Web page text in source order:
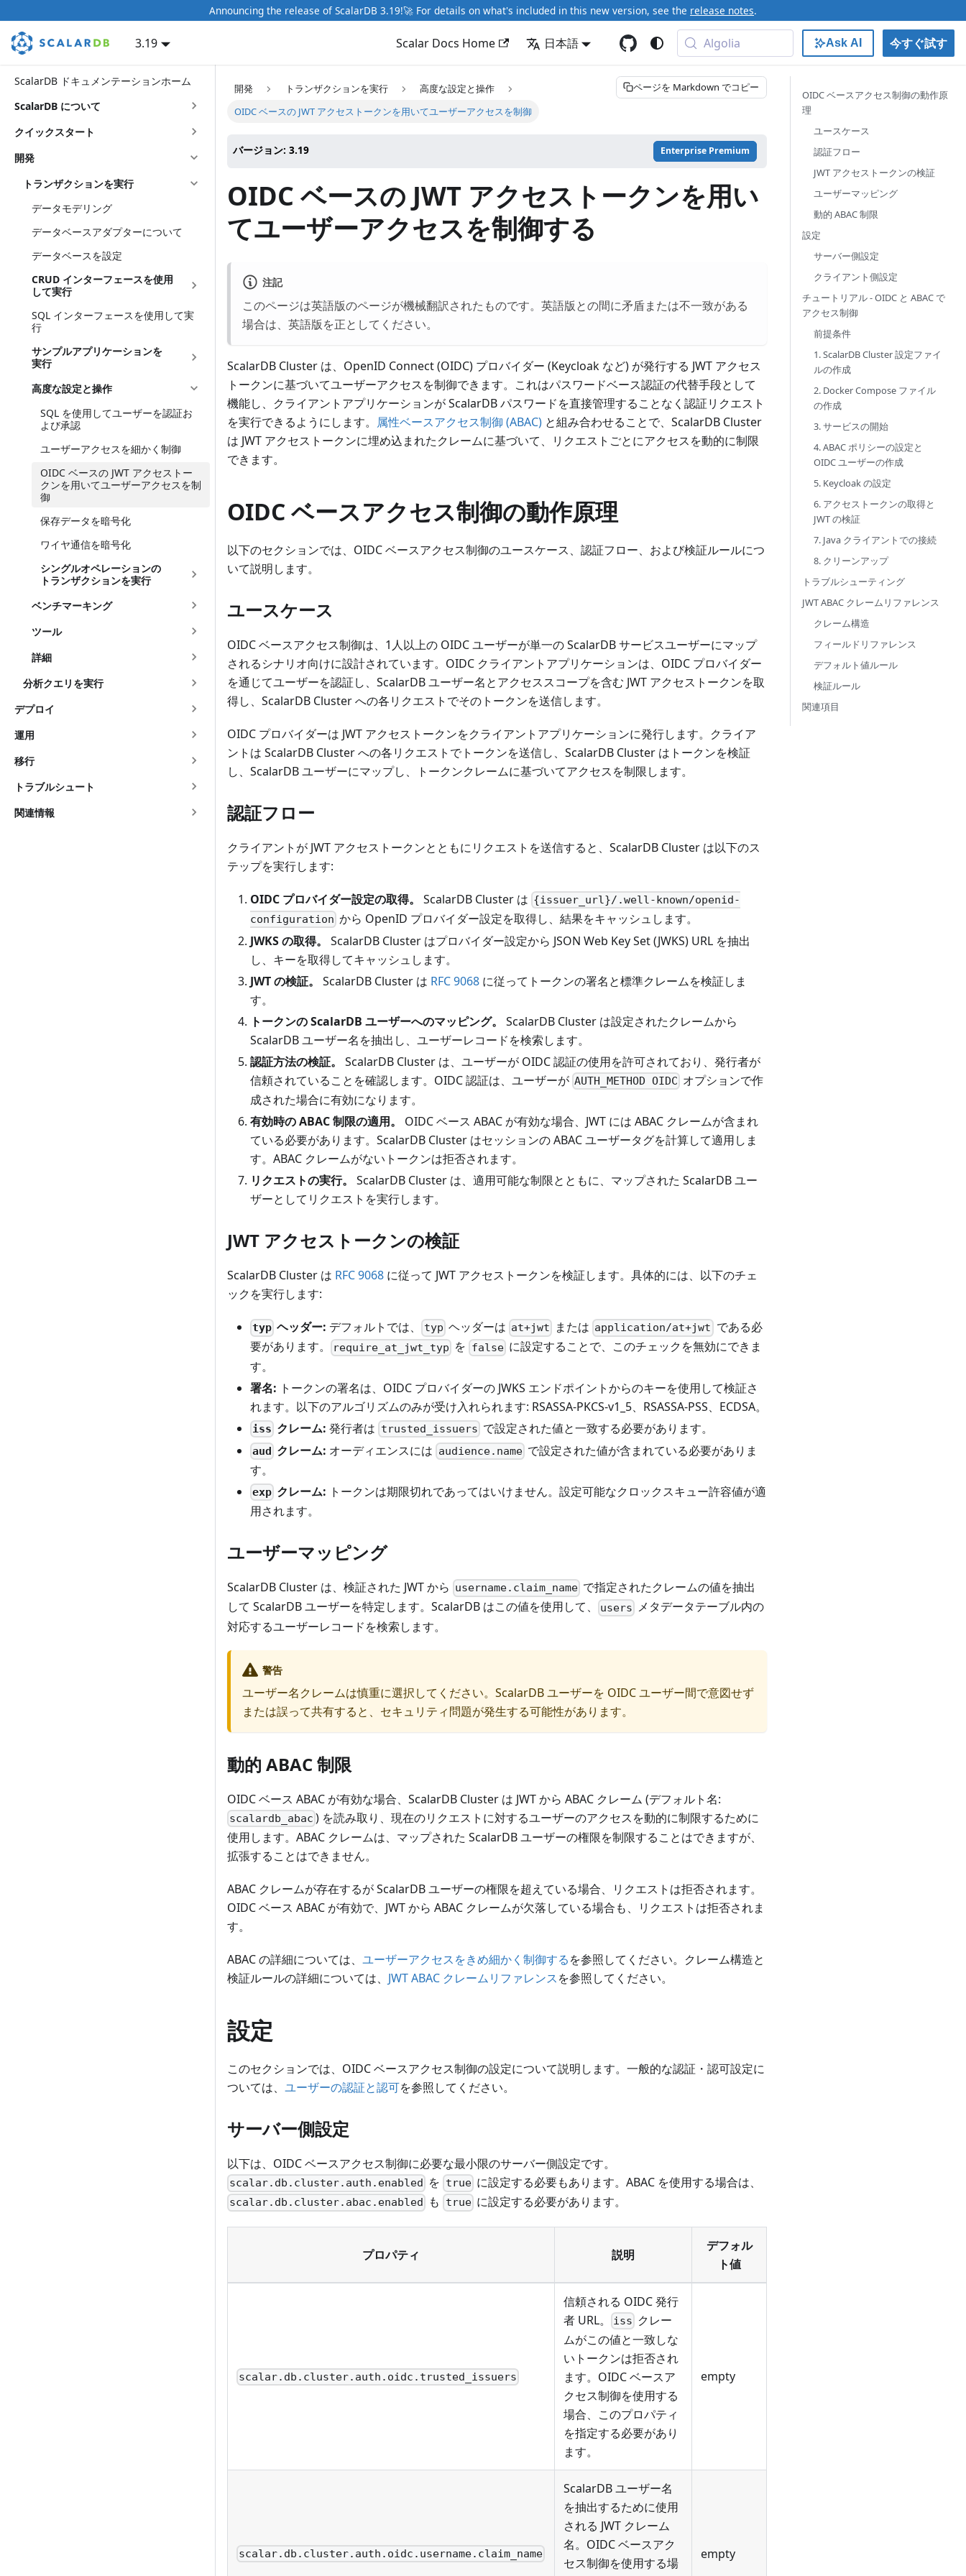
Announcing the release of ScalarDB 3.19!🚀 For details on what's included in this new version, see the release notes.
3.19 Scalar Docs Home 日本語 Algolia Ask AI 今すぐ試す
ScalarDB ドキュメンテーションホーム
ScalarDB について
クイックスタート
開発
トランザクションを実行
データモデリング
データベースアダプターについて
データベースを設定
CRUD インターフェースを使用
して実行
SQL インターフェースを使用して実
行
サンプルアプリケーションを
実行
高度な設定と操作
SQL を使用してユーザーを認証お
よび承認
ユーザーアクセスを細かく制御
OIDC ベースの JWT アクセストー
クンを用いてユーザーアクセスを制
御
保存データを暗号化
ワイヤ通信を暗号化
シングルオペレーションの
トランザクションを実行
ベンチマーキング
ツール
詳細
分析クエリを実行
デプロイ
運用
移行
トラブルシュート
関連情報
開発 トランザクションを実行
高度な設定と操作
OIDC ベースの JWT アクセストークンを用いてユーザーアクセスを制御
ページを Markdown でコピー
バージョン: 3.19 Enterprise Premium
OIDC ベースの JWT アクセストークンを用い
てユーザーアクセスを制御する
注記
このページは英語版のページが機械翻訳されたものです。英語版との間に矛盾または不一致がある
場合は、英語版を正としてください。
ScalarDB Cluster は、OpenID Connect (OIDC) プロバイダー (Keycloak など) が発行する JWT アクセス
トークンに基づいてユーザーアクセスを制御できます。これはパスワードベース認証の代替手段として
機能し、クライアントアプリケーションが ScalarDB パスワードを直接管理することなく認証リクエスト
を実行できるようにします。 属性ベースアクセス制御 (ABAC) と組み合わせることで、ScalarDB Cluster
は JWT アクセストークンに埋め込まれたクレームに基づいて、リクエストごとにアクセスを動的に制限
できます。
OIDC ベースアクセス制御の動作原理
以下のセクションでは、OIDC ベースアクセス制御のユースケース、認証フロー、および検証ルールにつ
いて説明します。
ユースケース
OIDC ベースアクセス制御は、1人以上の OIDC ユーザーが単一の ScalarDB サービスユーザーにマップ
されるシナリオ向けに設計されています。OIDC クライアントアプリケーションは、OIDC プロバイダー
を通じてユーザーを認証し、ScalarDB ユーザー名とアクセススコープを含む JWT アクセストークンを取
得し、ScalarDB Cluster への各リクエストでそのトークンを送信します。
OIDC プロバイダーは JWT アクセストークンをクライアントアプリケーションに発行します。クライア
ントは ScalarDB Cluster への各リクエストでトークンを送信し、ScalarDB Cluster はトークンを検証
し、ScalarDB ユーザーにマップし、トークンクレームに基づいてアクセスを制限します。
認証フロー
クライアントが JWT アクセストークンとともにリクエストを送信すると、ScalarDB Cluster は以下のス
テップを実行します:
OIDC プロバイダー設定の取得。 ScalarDB Cluster は {issuer_url}/.well-known/openid-
configuration から OpenID プロバイダー設定を取得し、結果をキャッシュします。
JWKS の取得。
ScalarDB Cluster はプロバイダー設定から JSON Web Key Set (JWKS) URL を抽出
し、キーを取得してキャッシュします。
JWT の検証。
ScalarDB Cluster は RFC 9068 に従ってトークンの署名と標準クレームを検証しま
す。
トークンの ScalarDB ユーザーへのマッピング。
ScalarDB Cluster は設定されたクレームから
ScalarDB ユーザー名を抽出し、ユーザーレコードを検索します。
認証方法の検証。
ScalarDB Cluster は、ユーザーが OIDC 認証の使用を許可されており、発行者が
信頼されていることを確認します。OIDC 認証は、ユーザーが AUTH_METHOD OIDC オプションで作
成された場合に有効になります。
有効時の ABAC 制限の適用。
OIDC ベース ABAC が有効な場合、JWT には ABAC クレームが含まれ
ている必要があります。ScalarDB Cluster はセッションの ABAC ユーザータグを計算して適用しま
す。ABAC クレームがないトークンは拒否されます。
リクエストの実行。
ScalarDB Cluster は、適用可能な制限とともに、マップされた ScalarDB ユー
ザーとしてリクエストを実行します。
JWT アクセストークンの検証
ScalarDB Cluster は RFC 9068 に従って JWT アクセストークンを検証します。具体的には、以下のチェ
ックを実行します:
typ ヘッダー: デフォルトでは、 typ ヘッダーは at+jwt または application/at+jwt である必
要があります。
require_at_jwt_typ を falseに設定することで、このチェックを無効にできま
す。
署名: トークンの署名は、OIDC プロバイダーの JWKS エンドポイントからのキーを使用して検証さ
れます。以下のアルゴリズムのみが受け入れられます: RSASSA-PKCS-v1_5、RSASSA-PSS、ECDSA。
iss クレーム: 発行者は trusted_issuers で設定された値と一致する必要があります。
aud クレーム: オーディエンスには audience.name で設定された値が含まれている必要がありま
す。
exp クレーム: トークンは期限切れであってはいけません。設定可能なクロックスキュー許容値が適
用されます。
ユーザーマッピング
ScalarDB Cluster は、検証された JWT から username.claim_name で指定されたクレームの値を抽出
して ScalarDB ユーザーを特定します。ScalarDB はこの値を使用して、
users メタデータテーブル内の
対応するユーザーレコードを検索します。
警告
ユーザー名クレームは慎重に選択してください。ScalarDB ユーザーを OIDC ユーザー間で意図せず
または誤って共有すると、セキュリティ問題が発生する可能性があります。
動的 ABAC 制限
OIDC ベース ABAC が有効な場合、ScalarDB Cluster は JWT から ABAC クレーム (デフォルト名:
scalardb_abac ) を読み取り、現在のリクエストに対するユーザーのアクセスを動的に制限するために
使用します。ABAC クレームは、マップされた ScalarDB ユーザーの権限を制限することはできますが、
拡張することはできません。
ABAC クレームが存在するが ScalarDB ユーザーの権限を超えている場合、リクエストは拒否されます。
OIDC ベース ABAC が有効で、JWT から ABAC クレームが欠落している場合も、リクエストは拒否されま
す。
ABAC の詳細については、 ユーザーアクセスをきめ細かく制御するを参照してください。クレーム構造と
検証ルールの詳細については、 JWT ABAC クレームリファレンスを参照してください。
設定
このセクションでは、OIDC ベースアクセス制御の設定について説明します。一般的な認証・認可設定に
ついては、 ユーザーの認証と認可を参照してください。
サーバー側設定
以下は、OIDC ベースアクセス制御に必要な最小限のサーバー側設定です。
scalar.db.cluster.auth.enabled を trueに設定する必要もあります。ABAC を使用する場合は、
scalar.db.cluster.abac.enabled も trueに設定する必要があります。
プロパティ 説明
デフォル
ト値
scalar.db.cluster.auth.oidc.trusted_issuers
信頼される OIDC 発行
者 URL。
iss クレー
ムがこの値と一致しな
いトークンは拒否され
ます。OIDC ベースア
クセス制御を使用する
場合、このプロパティ
を指定する必要があり
ます。
empty
scalar.db.cluster.auth.oidc.username.claim_name
ScalarDB ユーザー名
を抽出するために使用
される JWT クレーム
名。OIDC ベースアク
セス制御を使用する場
empty
OIDC ベースアクセス制御の動作原
理
ユースケース
認証フロー
JWT アクセストークンの検証
ユーザーマッピング
動的 ABAC 制限
設定
サーバー側設定
クライアント側設定
チュートリアル - OIDC と ABAC で
アクセス制御
前提条件
1. ScalarDB Cluster 設定ファイ
ルの作成
2. Docker Compose ファイル
の作成
3. サービスの開始
4. ABAC ポリシーの設定と
OIDC ユーザーの作成
5. Keycloak の設定
6. アクセストークンの取得と
JWT の検証
7. Java クライアントでの接続
8. クリーンアップ
トラブルシューティング
JWT ABAC クレームリファレンス
クレーム構造
フィールドリファレンス
デフォルト値ルール
検証ルール
関連項目